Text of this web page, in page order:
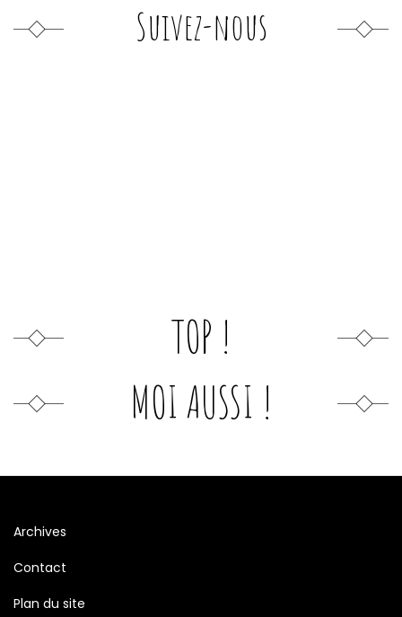
Suivez-nous
TOP !
MOI AUSSI !
Archives
Contact
Plan du site